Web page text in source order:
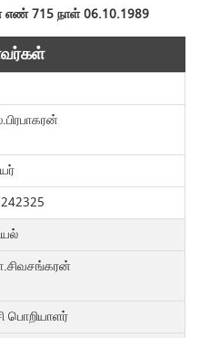
715 நாள் 06.10.1989
பொறியாளர்